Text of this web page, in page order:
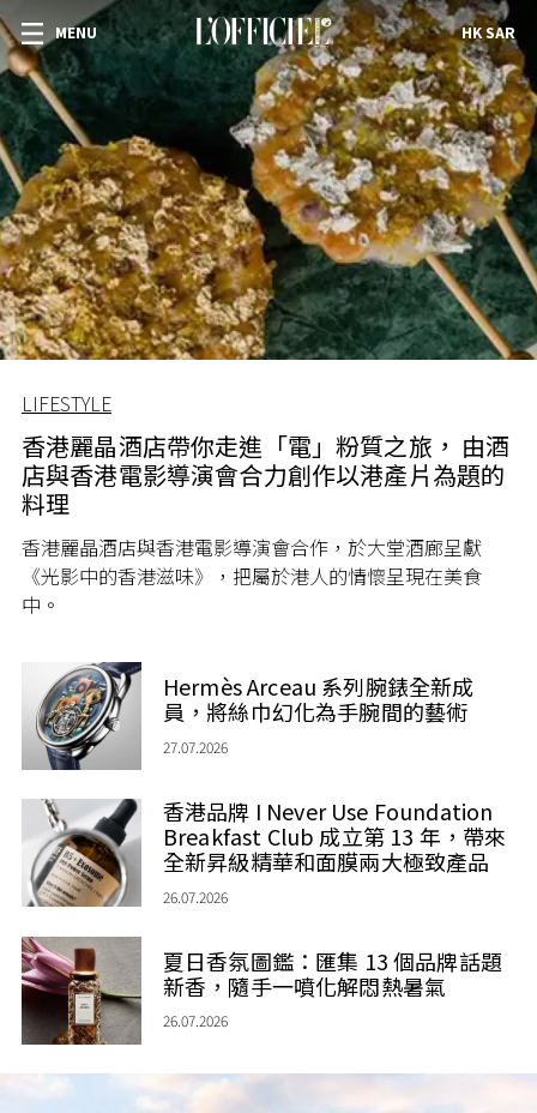
MENU HK SAR
LIFESTYLE
香港麗晶酒店帶你走進「電」粉質之旅， 由酒
店與香港電影導演會合力創作以港產片為題的
料理
香港麗晶酒店與香港電影導演會合作，於大堂酒廊呈獻
《光影中的香港滋味》，把屬於港人的情懷呈現在美食
中。
Hermès Arceau 系列腕錶全新成
員，將絲巾幻化為手腕間的藝術
27.07.2026
香港品牌 I Never Use Foundation
Breakfast Club 成立第 13 年，帶來
全新昇級精華和面膜兩大極致產品
26.07.2026
夏日香氛圖鑑：匯集 13 個品牌話題
新香，隨手一噴化解悶熱暑氣
26.07.2026